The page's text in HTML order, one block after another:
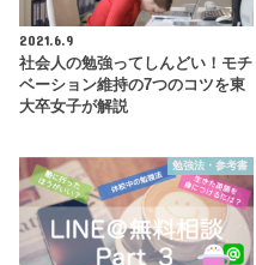
2021.6.9
社会人の勉強ってしんどい！モチ
ベーション維持の7つのコツを東
大卒女子が解説
勉強法・参考書